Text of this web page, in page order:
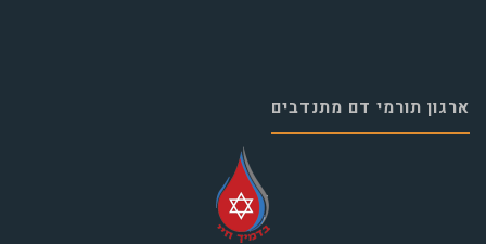
ארגון תורמי דם מתנדבים